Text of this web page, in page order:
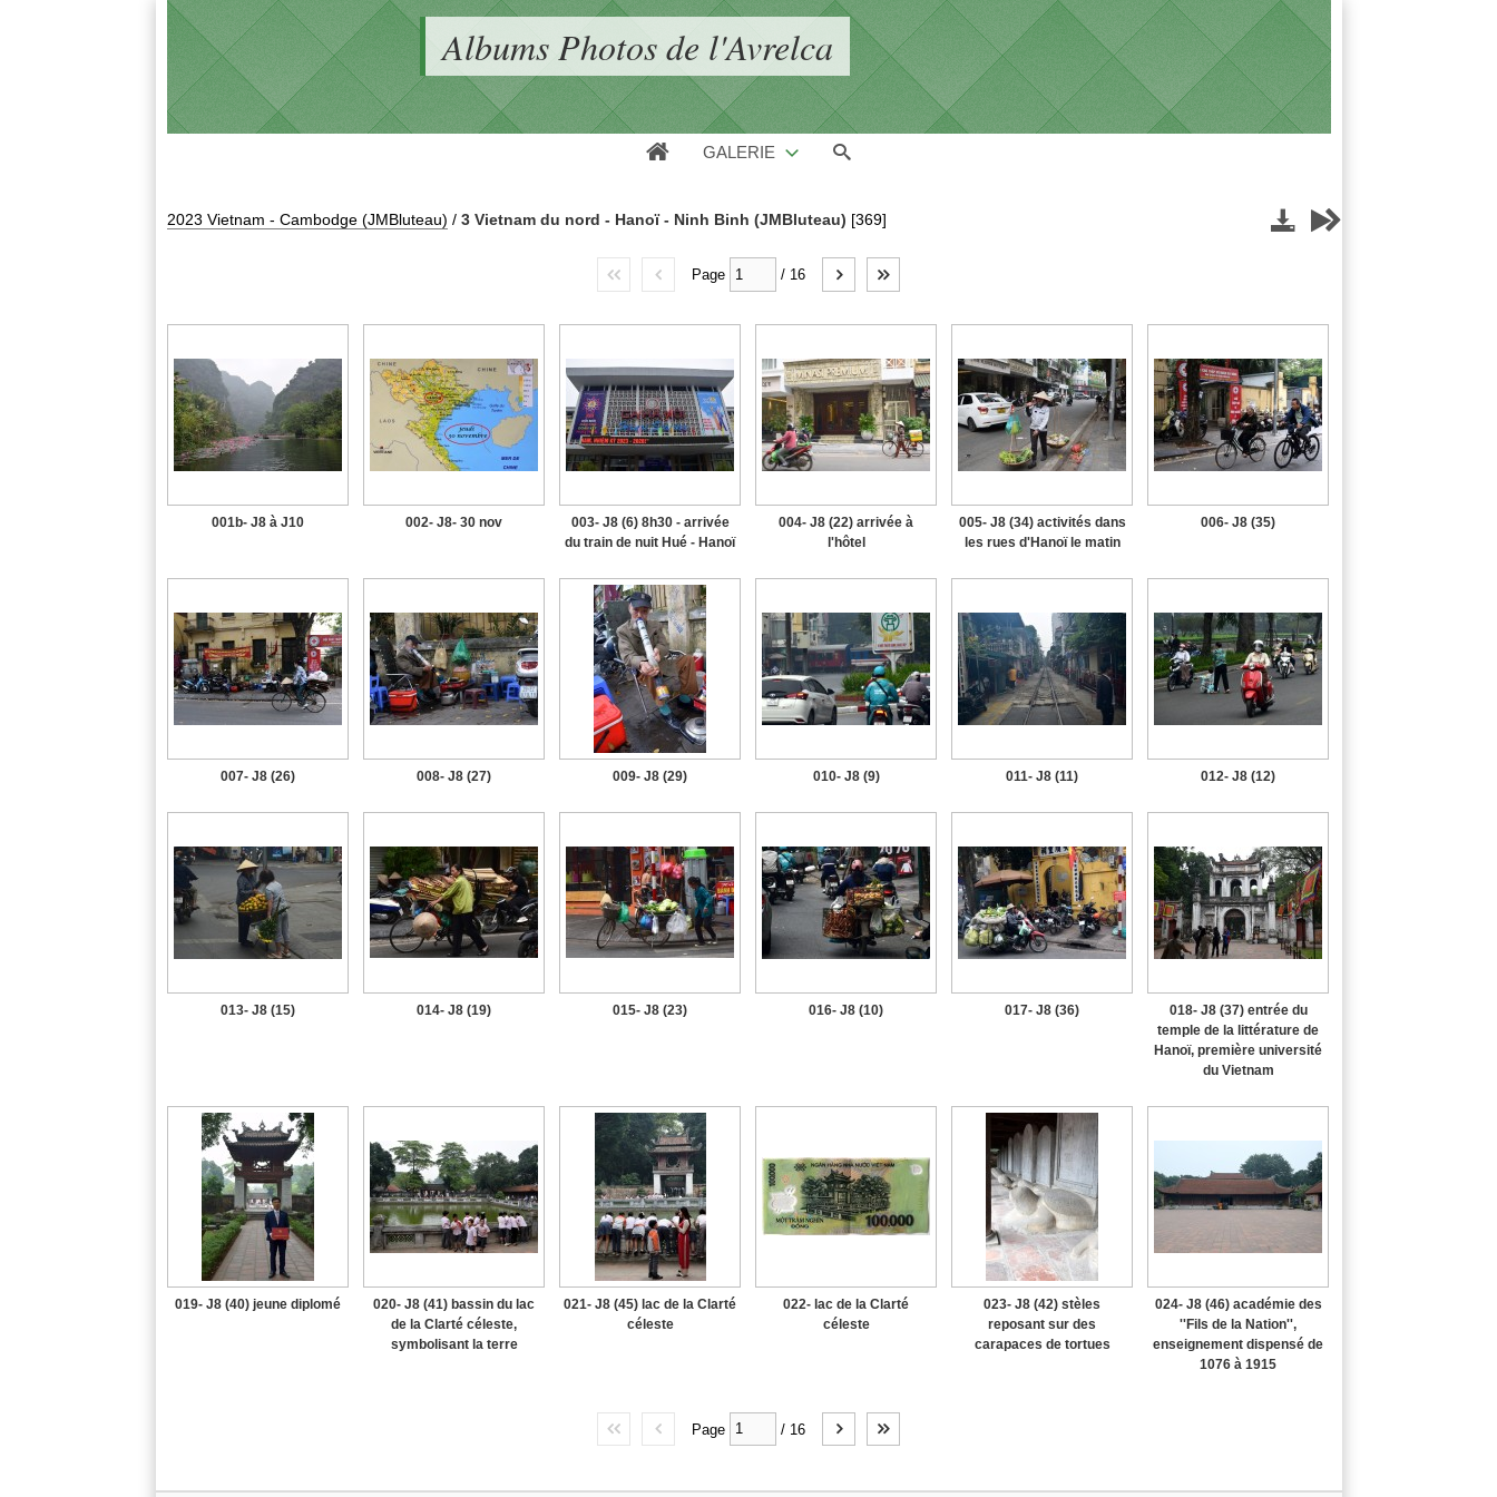
Albums Photos de l'Avrelca
GALERIE
2023 Vietnam - Cambodge (JMBluteau) / 3 Vietnam du nord - Hanoï - Ninh Binh (JMBluteau) [369]  
Page / 16
001b- J8 à J10 002- J8- 30 nov
003- J8 (6) 8h30 - arrivée
du train de nuit Hué - Hanoï
004- J8 (22) arrivée à
l'hôtel
005- J8 (34) activités dans
les rues d'Hanoï le matin
006- J8 (35)
007- J8 (26) 008- J8 (27) 009- J8 (29) 010- J8 (9) 011- J8 (11) 012- J8 (12)
013- J8 (15) 014- J8 (19) 015- J8 (23) 016- J8 (10) 017- J8 (36)
018- J8 (37) entrée du
temple de la littérature de
Hanoï, première université
du Vietnam
019- J8 (40) jeune diplomé
020- J8 (41) bassin du lac
de la Clarté céleste,
symbolisant la terre
021- J8 (45) lac de la Clarté
céleste
022- lac de la Clarté
céleste
023- J8 (42) stèles
reposant sur des
carapaces de tortues
024- J8 (46) académie des
''Fils de la Nation'',
enseignement dispensé de
1076 à 1915
Page / 16